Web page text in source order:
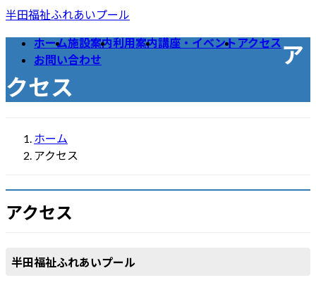
コ
ツ
へ
ナ
シ
ョ
半田福祉ふれあいプール
ホーム施設案内利用案内講座・イベント アクセス
お問い合わせ
ア
クセス
ホーム
アクセス
アクセス
半田福祉ふれあいプール